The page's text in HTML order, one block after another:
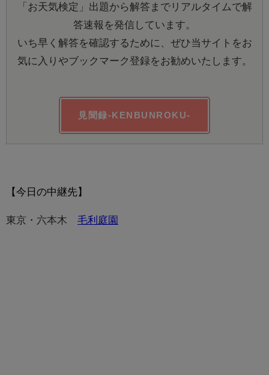
「お天気検定」出題から解答までリアルタイムで解
答速報を発信しています。
いち早く解答を確認するために、ぜひ当サイトをお
気に入りやブックマーク登録をお勧めいたします。
見聞録-KENBUNROKU-
【今日の中継先】
東京・六本木 毛利庭園